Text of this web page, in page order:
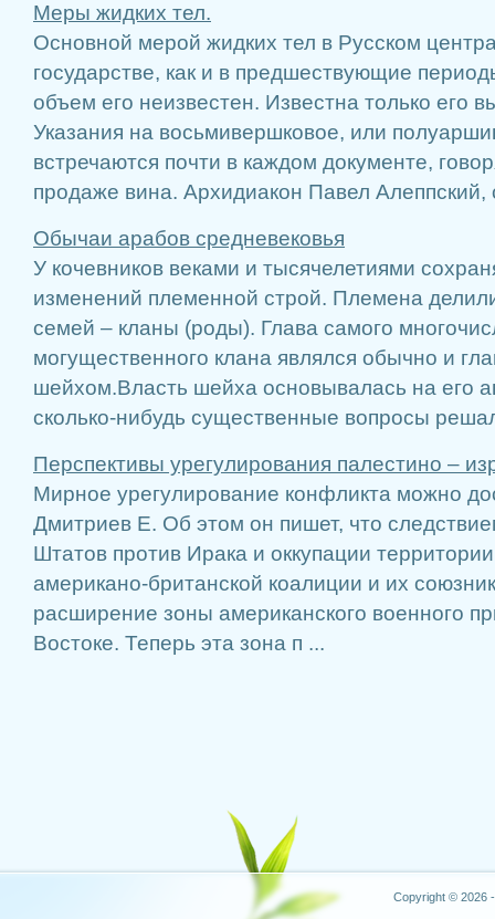
Меры жидких тел.
Основной мерой жидких тел в Русском
государстве, как и в предшествующие
объем его неизвестен. Известна только его
Указания на восьмивершковое, или
встречаются почти в каждом документе,
продаже вина. Архидиакон Павел Алеппский,
Обычаи арабов средневековья
У кочевников веками и тысячелетиями
изменений племенной строй. Племена
семей – кланы (роды). Глава самого
могущественного клана являлся обычно и
шейхом.Власть шейха основывалась на его
сколько-нибудь существенные вопросы
Перспективы урегулирования палестино –
Мирное урегулирование конфликта можно
Дмитриев Е. Об этом он пишет, что
Штатов против Ирака и оккупации
американо-британской коалиции и их
расширение зоны американ­ского военного
Востоке. Теперь эта зона п ...
Copyright © 2026